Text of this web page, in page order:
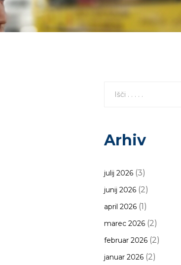
Arhiv
julij 2026(3)
junij 2026(2)
april 2026(1)
marec 2026(2)
februar 2026(2)
januar 2026(2)